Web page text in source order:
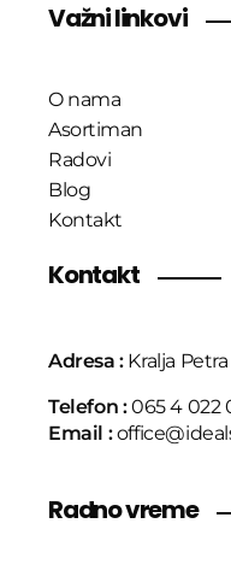
Važni linkovi
O nama
Asortiman
Radovi
Blog
Kontakt
Kontakt
Adresa : Kralja
Telefon :065 4 022
Email :
Radno vreme